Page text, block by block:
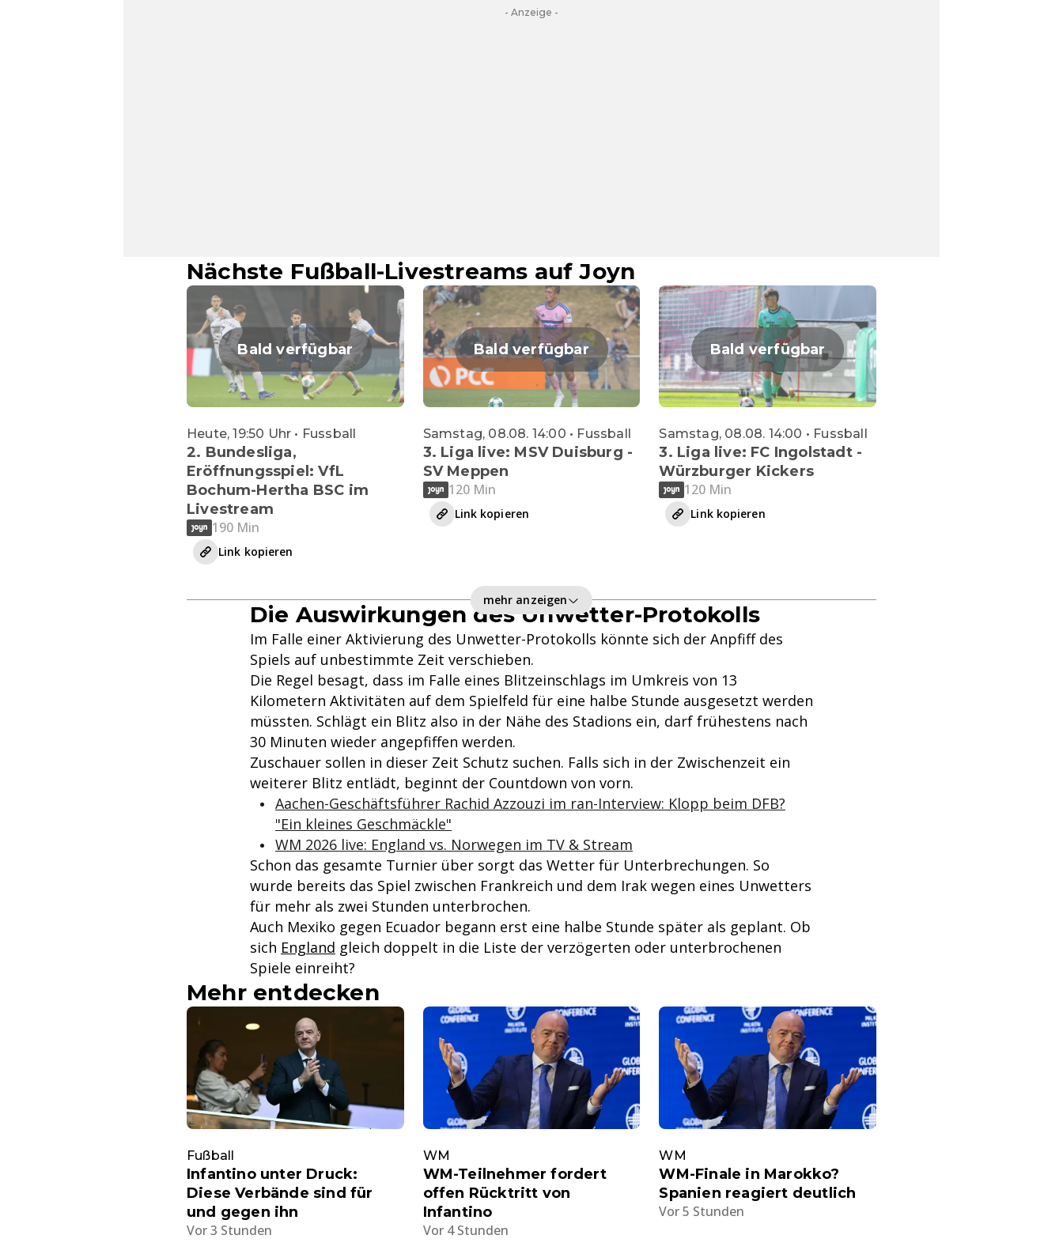
- Anzeige -
Nächste Fußball-Livestreams auf Joyn
Bald verfügbar
Heute, 19:50 Uhr • Fussball
2. Bundesliga,
Eröffnungsspiel: VfL
Bochum-Hertha BSC im
Livestream
190 Min
Link kopieren
Bald verfügbar
Samstag, 08.08. 14:00 • Fussball
3. Liga live: MSV Duisburg -
SV Meppen
120 Min
Link kopieren
Bald verfügbar
Samstag, 08.08. 14:00 • Fussball
3. Liga live: FC Ingolstadt -
Würzburger Kickers
120 Min
Link kopieren
mehr anzeigen
Die Auswirkungen des Unwetter-Protokolls
Im Falle einer Aktivierung des Unwetter-Protokolls könnte sich der Anpfiff des
Spiels auf unbestimmte Zeit verschieben.
Die Regel besagt, dass im Falle eines Blitzeinschlags im Umkreis von 13
Kilometern Aktivitäten auf dem Spielfeld für eine halbe Stunde ausgesetzt werden
müssten. Schlägt ein Blitz also in der Nähe des Stadions ein, darf frühestens nach
30 Minuten wieder angepfiffen werden.
Zuschauer sollen in dieser Zeit Schutz suchen. Falls sich in der Zwischenzeit ein
weiterer Blitz entlädt, beginnt der Countdown von vorn.
Aachen-Geschäftsführer Rachid Azzouzi im ran-Interview: Klopp beim DFB?
"Ein kleines Geschmäckle"
WM 2026 live: England vs. Norwegen im TV & Stream
Schon das gesamte Turnier über sorgt das Wetter für Unterbrechungen. So
wurde bereits das Spiel zwischen Frankreich und dem Irak wegen eines Unwetters
für mehr als zwei Stunden unterbrochen.
Auch Mexiko gegen Ecuador begann erst eine halbe Stunde später als geplant. Ob
sich England gleich doppelt in die Liste der verzögerten oder unterbrochenen
Spiele einreiht?
Mehr entdecken
Fußball
Infantino unter Druck:
Diese Verbände sind für
und gegen ihn
Vor 3 Stunden
WM
WM-Teilnehmer fordert
offen Rücktritt von
Infantino
Vor 4 Stunden
WM
WM-Finale in Marokko?
Spanien reagiert deutlich
Vor 5 Stunden